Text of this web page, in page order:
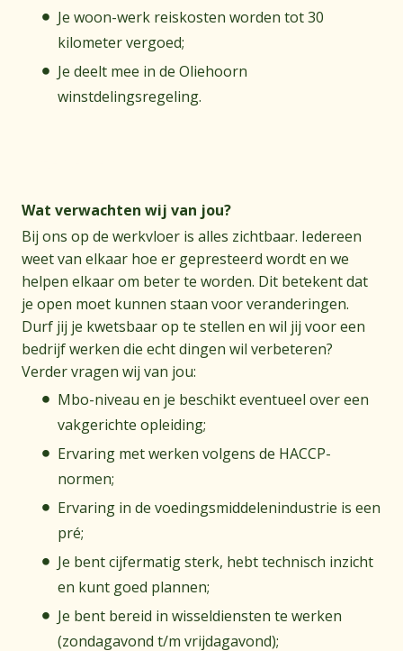
Je woon-werk reiskosten worden tot 30
kilometer vergoed;
Je deelt mee in de Oliehoorn
winstdelingsregeling.
Wat verwachten wij van jou?
Bij ons op de werkvloer is alles zichtbaar. Iedereen
weet van elkaar hoe er gepresteerd wordt en we
helpen elkaar om beter te worden. Dit betekent dat
je open moet kunnen staan voor veranderingen.
Durf jij je kwetsbaar op te stellen en wil jij voor een
bedrijf werken die echt dingen wil verbeteren?
Verder vragen wij van jou:
Mbo-niveau en je beschikt eventueel over een
vakgerichte opleiding;
Ervaring met werken volgens de HACCP-
normen;
Ervaring in de voedingsmiddelenindustrie is een
pré;
Je bent cijfermatig sterk, hebt technisch inzicht
en kunt goed plannen;
Je bent bereid in wisseldiensten te werken
(zondagavond t/m vrijdagavond);